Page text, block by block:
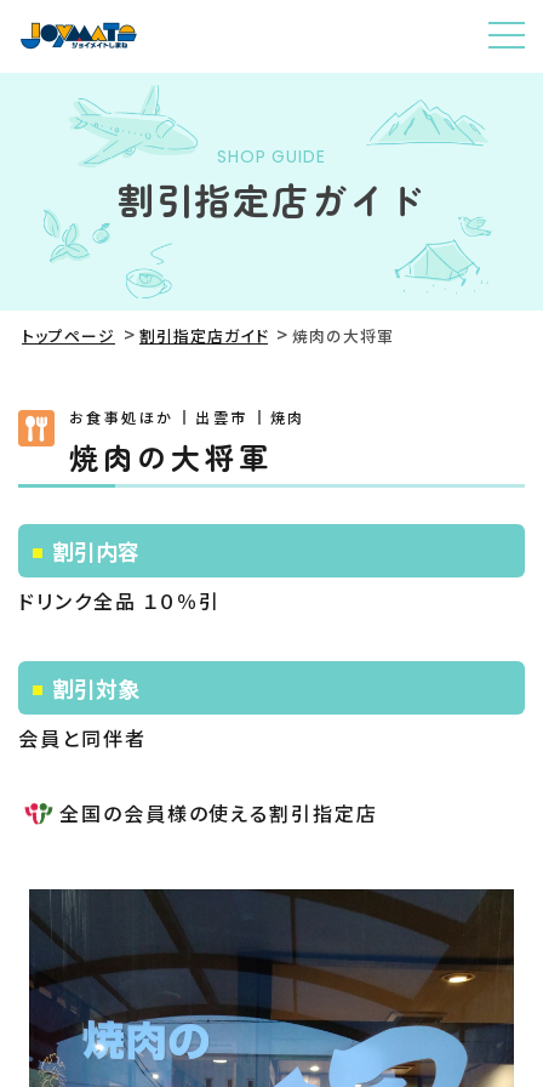
SHOP GUIDE
割引指定店ガイド
トップページ 割引指定店ガイド 焼肉の大将軍
お食事処ほか 出雲市 焼肉
焼肉の大将軍
割引内容
ドリンク全品 １０％引
割引対象
会員と同伴者
全国の会員様の使える割引指定店